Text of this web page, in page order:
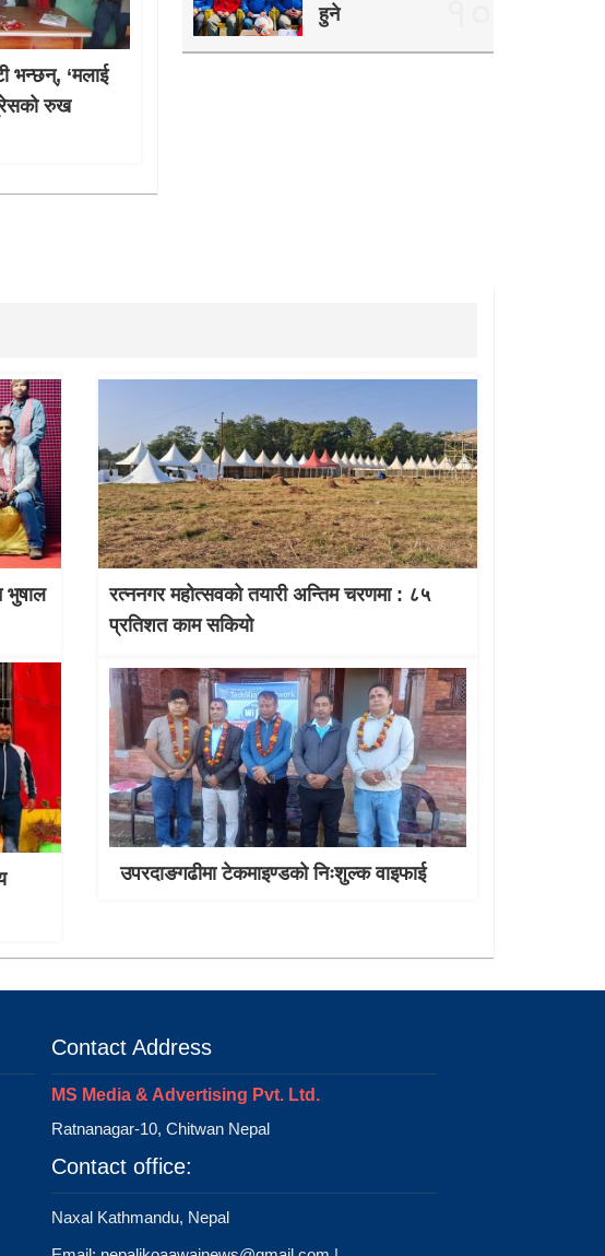
भन्छन्, ‘मलाई
रुख
हुने
भुषाल
रत्ननगर महोत्सवको तयारी अन्तिम चरणमा : ८५
प्रतिशत काम सकियो
उपरदाङगढीमा टेकमाइण्डको निःशुल्क वाइफाई
Contact Address
MS Media & Advertising Pvt. Ltd.
Ratnanagar-10, Chitwan Nepal
Contact office:
Naxal Kathmandu, Nepal